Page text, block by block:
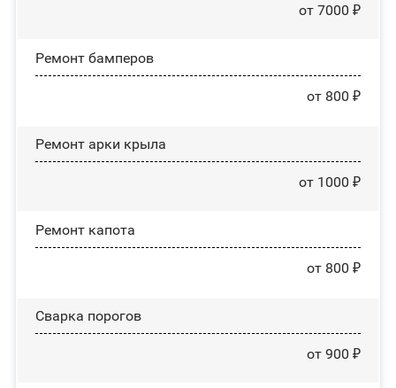
от 7000 ₽
Ремонт бамперов
от 800 ₽
Ремонт арки крыла
от 1000 ₽
Ремонт капота
от 800 ₽
Сварка порогов
от 900 ₽